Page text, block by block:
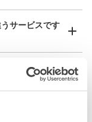
ー
サービスです
ができます